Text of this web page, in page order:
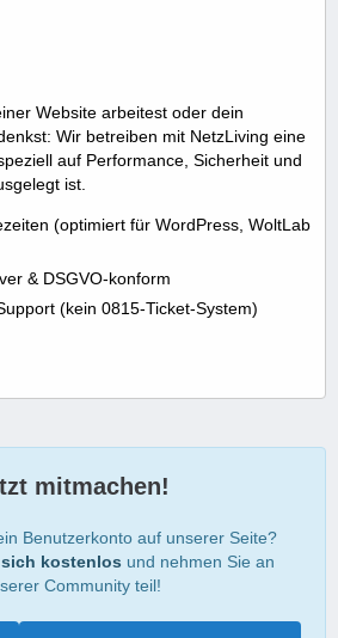
Website arbeitest oder dein
Wir betreiben mit NetzLiving eine
auf Performance, Sicherheit und
ist.
(optimiert für WordPress, WoltLab
& DSGVO-konform
(kein 0815-Ticket-System)
mitmachen!
Benutzerkonto auf unserer Seite?
kostenlos und nehmen Sie an
Community teil!